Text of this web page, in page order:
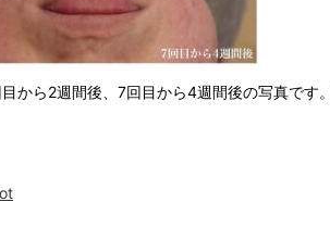
から2週間後、7回目から4週間後の写真です